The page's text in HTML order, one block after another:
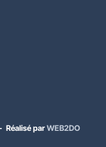
Réalisé parWEB2DO